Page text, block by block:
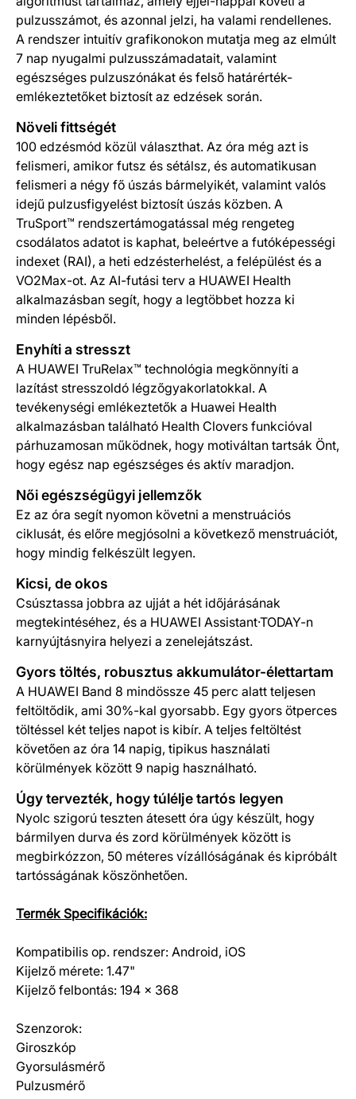
pulzusszámot, és azonnal jelzi, ha valami rendellenes.
A rendszer intuitív grafikonokon mutatja meg az elmúlt
7 nap nyugalmi pulzusszámadatait, valamint
egészséges pulzuszónákat és felső határérték-
emlékeztetőket biztosít az edzések során.
Növeli fittségét
100 edzésmód közül választhat. Az óra még azt is
felismeri, amikor futsz és sétálsz, és automatikusan
felismeri a négy fő úszás bármelyikét, valamint valós
idejű pulzusfigyelést biztosít úszás közben. A
TruSport™ rendszertámogatással még rengeteg
csodálatos adatot is kaphat, beleértve a futóképességi
indexet (RAI), a heti edzésterhelést, a felépülést és a
VO2Max-ot. Az AI-futási terv a HUAWEI Health
alkalmazásban segít, hogy a legtöbbet hozza ki
minden lépésből.
Enyhíti a stresszt
A HUAWEI TruRelax™ technológia megkönnyíti a
lazítást stresszoldó légzőgyakorlatokkal. A
tevékenységi emlékeztetők a Huawei Health
alkalmazásban található Health Clovers funkcióval
párhuzamosan működnek, hogy motiváltan tartsák Önt,
hogy egész nap egészséges és aktív maradjon.
Női egészségügyi jellemzők
Ez az óra segít nyomon követni a menstruációs
ciklusát, és előre megjósolni a következő menstruációt,
hogy mindig felkészült legyen.
Kicsi, de okos
Csúsztassa jobbra az ujját a hét időjárásának
megtekintéséhez, és a HUAWEI Assistant·TODAY-n
karnyújtásnyira helyezi a zenelejátszást.
Gyors töltés, robusztus akkumulátor-élettartam
A HUAWEI Band 8 mindössze 45 perc alatt teljesen
feltöltődik, ami 30%-kal gyorsabb. Egy gyors ötperces
töltéssel két teljes napot is kibír. A teljes feltöltést
követően az óra 14 napig, tipikus használati
körülmények között 9 napig használható.
Úgy tervezték, hogy túlélje tartós legyen
Nyolc szigorú teszten átesett óra úgy készült, hogy
bármilyen durva és zord körülmények között is
megbirkózzon, 50 méteres vízállóságának és kipróbált
tartósságának köszönhetően.
Termék Specifikációk:
Kompatibilis op. rendszer: Android, iOS
Kijelző mérete: 1.47"
Kijelző felbontás: 194 x 368
Szenzorok:
Giroszkóp
Gyorsulásmérő
Pulzusmérő